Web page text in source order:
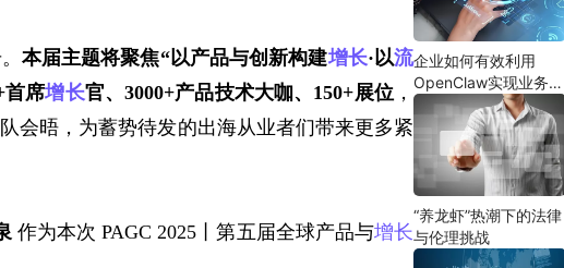
本届主题将聚焦“以产品与创新构建增长·以流
首席增长官、3000+产品技术大咖、150+展位 ，
会晤，为蓄势待发的出海从业者们带来更多紧
作为本次 PAGC 2025丨第五届全球产品与增长
企业如何有效利用
OpenClaw实现业务自
动化
“养龙虾”热潮下的法律
与伦理挑战